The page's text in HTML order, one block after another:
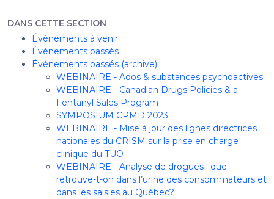
DANS CETTE SECTION
Événements à venir
Événements passés
Événements passés (archive)
WEBINAIRE - Ados & substances psychoactives
WEBINAIRE - Canadian Drugs Policies & a
Fentanyl Sales Program
SYMPOSIUM CPMD 2023
WEBINAIRE - Mise à jour des lignes directrices
nationales du CRISM sur la prise en charge
clinique du TUO
WEBINAIRE - Analyse de drogues : que
retrouve-t-on dans l’urine des consommateurs et
dans les saisies au Québec?